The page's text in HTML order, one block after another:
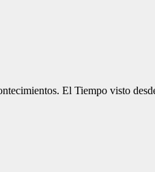
El Tiempo visto